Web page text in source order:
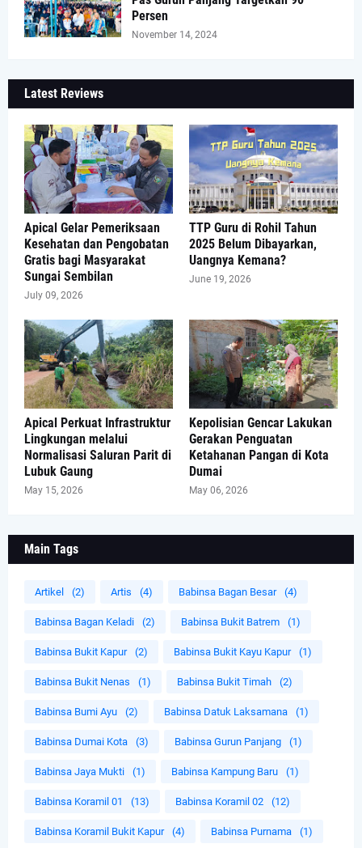
Persen
November 14, 2024
Latest Reviews
Apical Gelar Pemeriksaan
Kesehatan dan Pengobatan
Gratis bagi Masyarakat
Sungai Sembilan
July 09, 2026
TTP Guru di Rohil Tahun
2025 Belum Dibayarkan,
Uangnya Kemana?
June 19, 2026
Apical Perkuat Infrastruktur
Lingkungan melalui
Normalisasi Saluran Parit di
Lubuk Gaung
May 15, 2026
Kepolisian Gencar Lakukan
Gerakan Penguatan
Ketahanan Pangan di Kota
Dumai
May 06, 2026
Main Tags
Artikel (2) Artis (4) Babinsa Bagan Besar (4)
Babinsa Bagan Keladi (2) Babinsa Bukit Batrem (1)
Babinsa Bukit Kapur (2) Babinsa Bukit Kayu Kapur (1)
Babinsa Bukit Nenas (1) Babinsa Bukit Timah (2)
Babinsa Bumi Ayu (2) Babinsa Datuk Laksamana (1)
Babinsa Dumai Kota (3) Babinsa Gurun Panjang (1)
Babinsa Jaya Mukti (1) Babinsa Kampung Baru (1)
Babinsa Koramil 01 (13) Babinsa Koramil 02 (12)
Babinsa Koramil Bukit Kapur (4) Babinsa Purnama (1)